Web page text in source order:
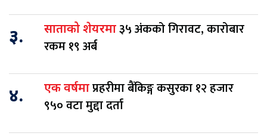
३. साताको शेयरमा३५ अंकको गिरावट, कारोबार
रकम १९ अर्ब
४. एक वर्षमाप्रहरीमा बैंकिङ्ग कसुरका १२ हजार
९५० वटा मुद्दा दर्ता